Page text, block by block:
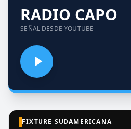
RADIO CAPO
SEÑAL DESDE YOUTUBE
FIXTURE SUDAMERICANA